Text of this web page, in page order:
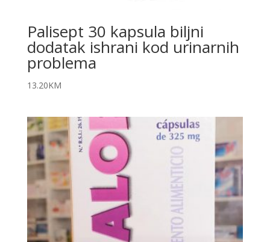
Palisept 30 kapsula biljni
dodatak ishrani kod urinarnih
problema
13.20KM